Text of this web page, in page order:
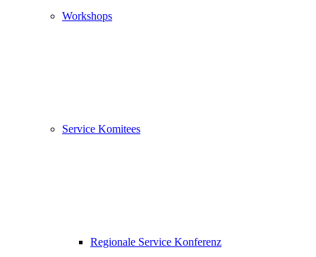
Workshops
Service Komitees
Regionale Service Konferenz